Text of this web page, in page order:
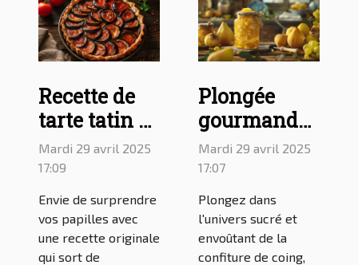
Recette de
tarte tatin à
l'aubergine
et à la
tomate pour
égayer vos
repas
Mardi 29 avril 2025
17:09
Envie de surprendre
vos papilles avec
une recette originale
qui sort de
Plongée
gourmande
dans
l'univers de
la confiture
de coing
Mardi 29 avril 2025
17:07
Plongez dans
l'univers sucré et
envoûtant de la
confiture de coing,